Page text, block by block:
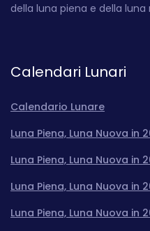
della luna piena e della
Calendari Lunari
Calendario Lunare
Luna Piena, Luna Nuova in
Luna Piena, Luna Nuova in
Luna Piena, Luna Nuova in
Luna Piena, Luna Nuova in